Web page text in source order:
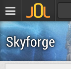
Skyforge